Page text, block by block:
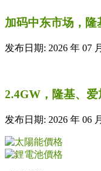
加码中东市场，
发布日期: 2026 年 07
2.4GW，隆基、
发布日期: 2026 年 06